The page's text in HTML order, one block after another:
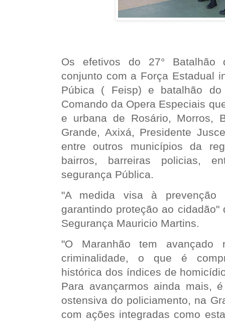
Os efetivos do 27° Batalhão
conjunto com a Força Estadual
Púbica ( Feisp) e batalhão
Comando da Opera Especiais
e urbana de Rosário, Morros,
Grande, Axixá, Presidente
entre outros municípios da
bairros, barreiras policias,
segurança Pública.
"A medida visa à prevenção
garantindo proteção ao cidadão"
Segurança Mauricio Martins.
"O Maranhão tem
criminalidade, o que é
histórica dos índices de
Para avançarmos ainda mais,
ostensiva do policiamento, na
com ações integradas como